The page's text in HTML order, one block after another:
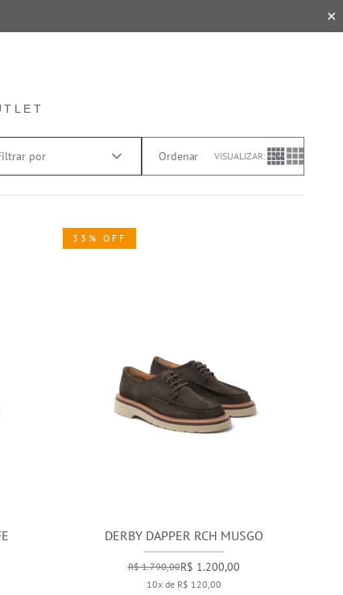
✕
por VISUALIZAR:
DERBY DAPPER RCH MUSGO
R$ 1.790,00R$ 1.200,00
10x de R$ 120,00
33% OFF